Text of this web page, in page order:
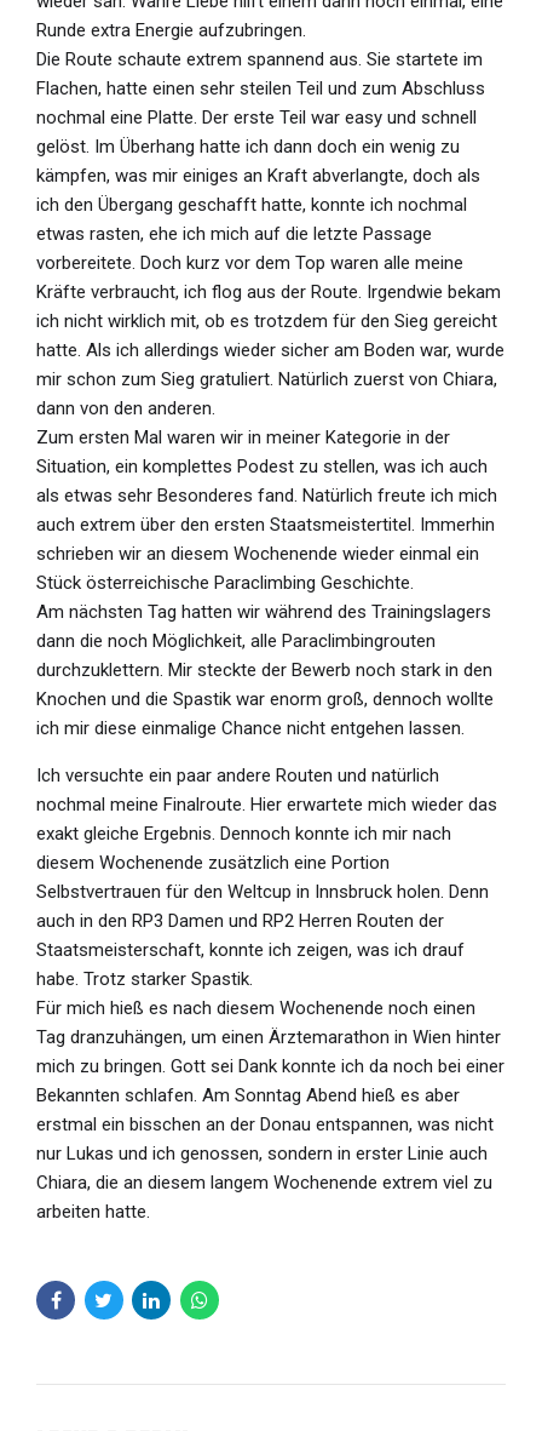
Runde extra Energie aufzubringen.
Die Route schaute extrem spannend aus. Sie startete im
Flachen, hatte einen sehr steilen Teil und zum Abschluss
nochmal eine Platte. Der erste Teil war easy und schnell
gelöst. Im Überhang hatte ich dann doch ein wenig zu
kämpfen, was mir einiges an Kraft abverlangte, doch als
ich den Übergang geschafft hatte, konnte ich nochmal
etwas rasten, ehe ich mich auf die letzte Passage
vorbereitete. Doch kurz vor dem Top waren alle meine
Kräfte verbraucht, ich flog aus der Route. Irgendwie bekam
ich nicht wirklich mit, ob es trotzdem für den Sieg gereicht
hatte. Als ich allerdings wieder sicher am Boden war, wurde
mir schon zum Sieg gratuliert. Natürlich zuerst von Chiara,
dann von den anderen.
Zum ersten Mal waren wir in meiner Kategorie in der
Situation, ein komplettes Podest zu stellen, was ich auch
als etwas sehr Besonderes fand. Natürlich freute ich mich
auch extrem über den ersten Staatsmeistertitel. Immerhin
schrieben wir an diesem Wochenende wieder einmal ein
Stück österreichische Paraclimbing Geschichte.
Am nächsten Tag hatten wir während des Trainingslagers
dann die noch Möglichkeit, alle Paraclimbingrouten
durchzuklettern. Mir steckte der Bewerb noch stark in den
Knochen und die Spastik war enorm groß, dennoch wollte
ich mir diese einmalige Chance nicht entgehen lassen.
Ich versuchte ein paar andere Routen und natürlich
nochmal meine Finalroute. Hier erwartete mich wieder das
exakt gleiche Ergebnis. Dennoch konnte ich mir nach
diesem Wochenende zusätzlich eine Portion
Selbstvertrauen für den Weltcup in Innsbruck holen. Denn
auch in den RP3 Damen und RP2 Herren Routen der
Staatsmeisterschaft, konnte ich zeigen, was ich drauf
habe. Trotz starker Spastik.
Für mich hieß es nach diesem Wochenende noch einen
Tag dranzuhängen, um einen Ärztemarathon in Wien hinter
mich zu bringen. Gott sei Dank konnte ich da noch bei einer
Bekannten schlafen. Am Sonntag Abend hieß es aber
erstmal ein bisschen an der Donau entspannen, was nicht
nur Lukas und ich genossen, sondern in erster Linie auch
Chiara, die an diesem langem Wochenende extrem viel zu
arbeiten hatte.